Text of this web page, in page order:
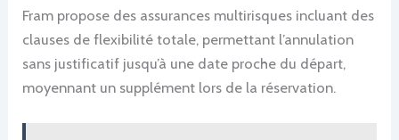
Fram propose des assurances multirisques incluant des
clauses de flexibilité totale, permettant l’annulation
sans justificatif jusqu’à une date proche du départ,
moyennant un supplément lors de la réservation.